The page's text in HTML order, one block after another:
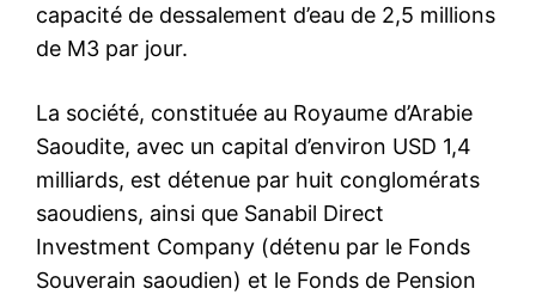
capacité de dessalement d’eau de 2,5 millions
de M3 par jour.
La société, constituée au Royaume d’Arabie
Saoudite, avec un capital d’environ USD 1,4
milliards, est détenue par huit conglomérats
saoudiens, ainsi que Sanabil Direct
Investment Company (détenu par le Fonds
Souverain saoudien) et le Fonds de Pension